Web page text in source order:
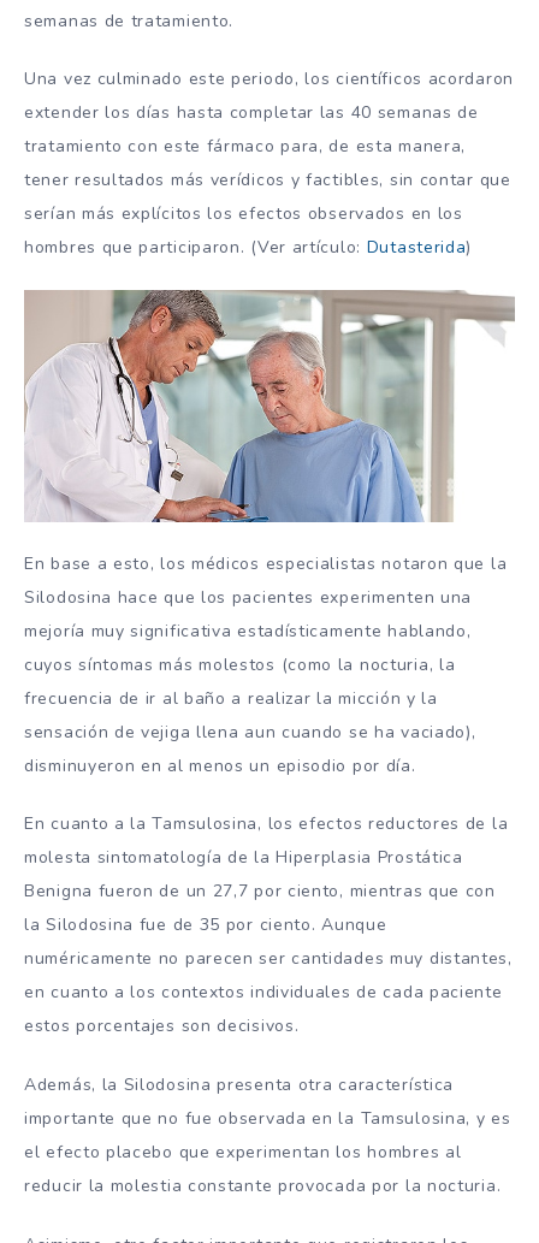
semanas de tratamiento.
Una vez culminado este periodo, los científicos acordaron
extender los días hasta completar las 40 semanas de
tratamiento con este fármaco para, de esta manera,
tener resultados más verídicos y factibles, sin contar que
serían más explícitos los efectos observados en los
hombres que participaron. (Ver artículo: Dutasterida)
En base a esto, los médicos especialistas notaron que la
Silodosina hace que los pacientes experimenten una
mejoría muy significativa estadísticamente hablando,
cuyos síntomas más molestos (como la nocturia, la
frecuencia de ir al baño a realizar la micción y la
sensación de vejiga llena aun cuando se ha vaciado),
disminuyeron en al menos un episodio por día.
En cuanto a la Tamsulosina, los efectos reductores de la
molesta sintomatología de la Hiperplasia Prostática
Benigna fueron de un 27,7 por ciento, mientras que con
la Silodosina fue de 35 por ciento. Aunque
numéricamente no parecen ser cantidades muy distantes,
en cuanto a los contextos individuales de cada paciente
estos porcentajes son decisivos.
Además, la Silodosina presenta otra característica
importante que no fue observada en la Tamsulosina, y es
el efecto placebo que experimentan los hombres al
reducir la molestia constante provocada por la nocturia.